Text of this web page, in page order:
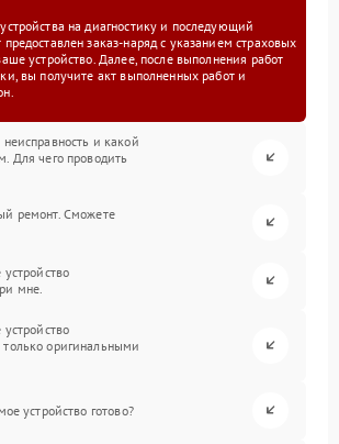
на диагностику и последующий
заказ-наряд с указанием страховых
устройство. Далее, после выполнения работ
вы получите акт выполненных работ и
и какой
Для чего проводить
ремонт. Сможете
мне.
только оригинальными
устройство готово?